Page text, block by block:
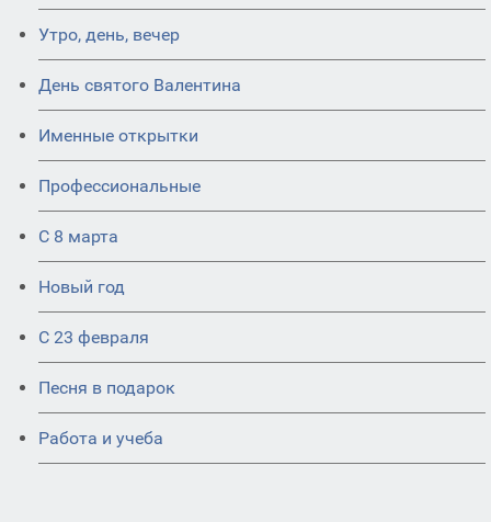
Утро, день, вечер
День святого Валентина
Именные открытки
Профессиональные
С 8 марта
Новый год
С 23 февраля
Песня в подарок
Работа и учеба